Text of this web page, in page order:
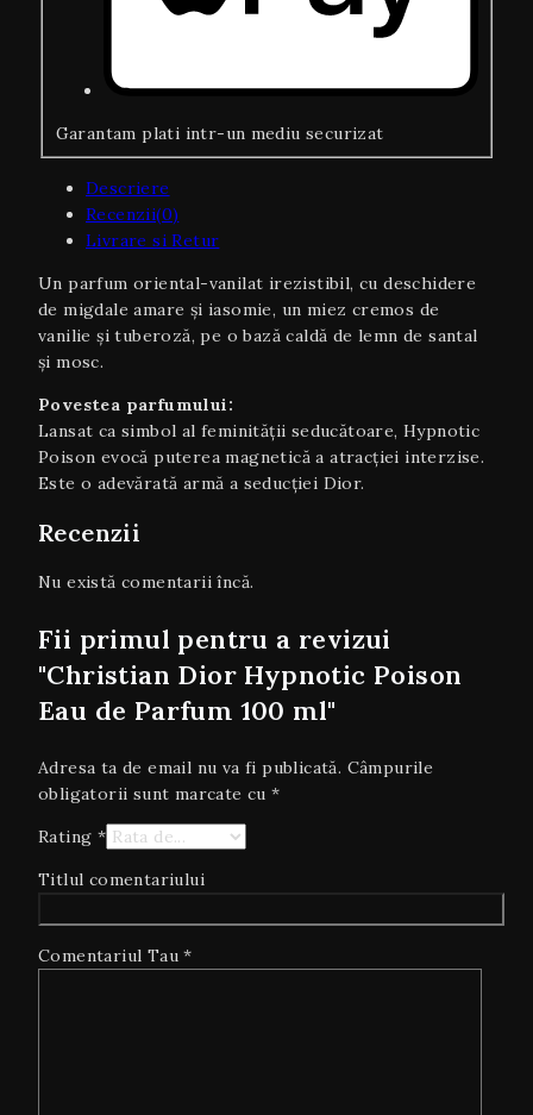
Garantam plati intr-un mediu securizat
Descriere
Recenzii(0)
Livrare si Retur
Un parfum oriental-vanilat irezistibil, cu deschidere
de migdale amare și iasomie, un miez cremos de
vanilie și tuberoză, pe o bază caldă de lemn de santal
și mosc.
Povestea parfumului:
Lansat ca simbol al feminității seducătoare, Hypnotic
Poison evocă puterea magnetică a atracției interzise.
Este o adevărată armă a seducției Dior.
Recenzii
Nu există comentarii încă.
Fii primul pentru a revizui
"Christian Dior Hypnotic Poison
Eau de Parfum 100 ml"
Adresa ta de email nu va fi publicată. Câmpurile
obligatorii sunt marcate cu*
Rating *
Titlul comentariului
Comentariul Tau*